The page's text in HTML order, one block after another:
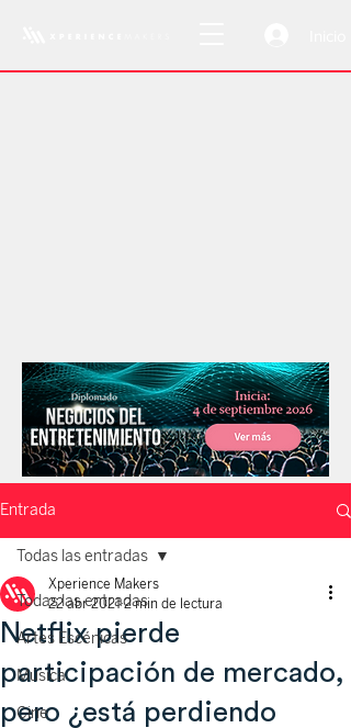
Entrada
Todas las entradas
Artes Escénicas
Música
Cine
Todas las entradas
Netflix pierde
participación de mercado,
pero ¿está perdiendo
Xperience Makers
22 abr 2021 2 min de lectura